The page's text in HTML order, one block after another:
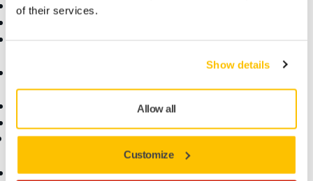
of their services.
Show details
Allow all
Customize
Outils Électroportatifs
Consommables
Support
Téléchargements
Entreprise
Qui Sommes-Nous ?